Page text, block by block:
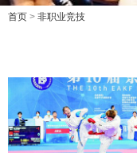
首页 > 非职业竞技